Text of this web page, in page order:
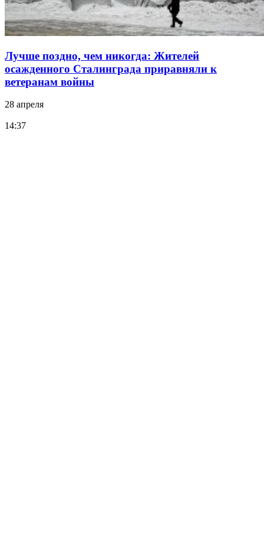
Лучше поздно, чем никогда: Жителей
осажденного Сталинграда приравняли к
ветеранам войны
28 апреля
14:37